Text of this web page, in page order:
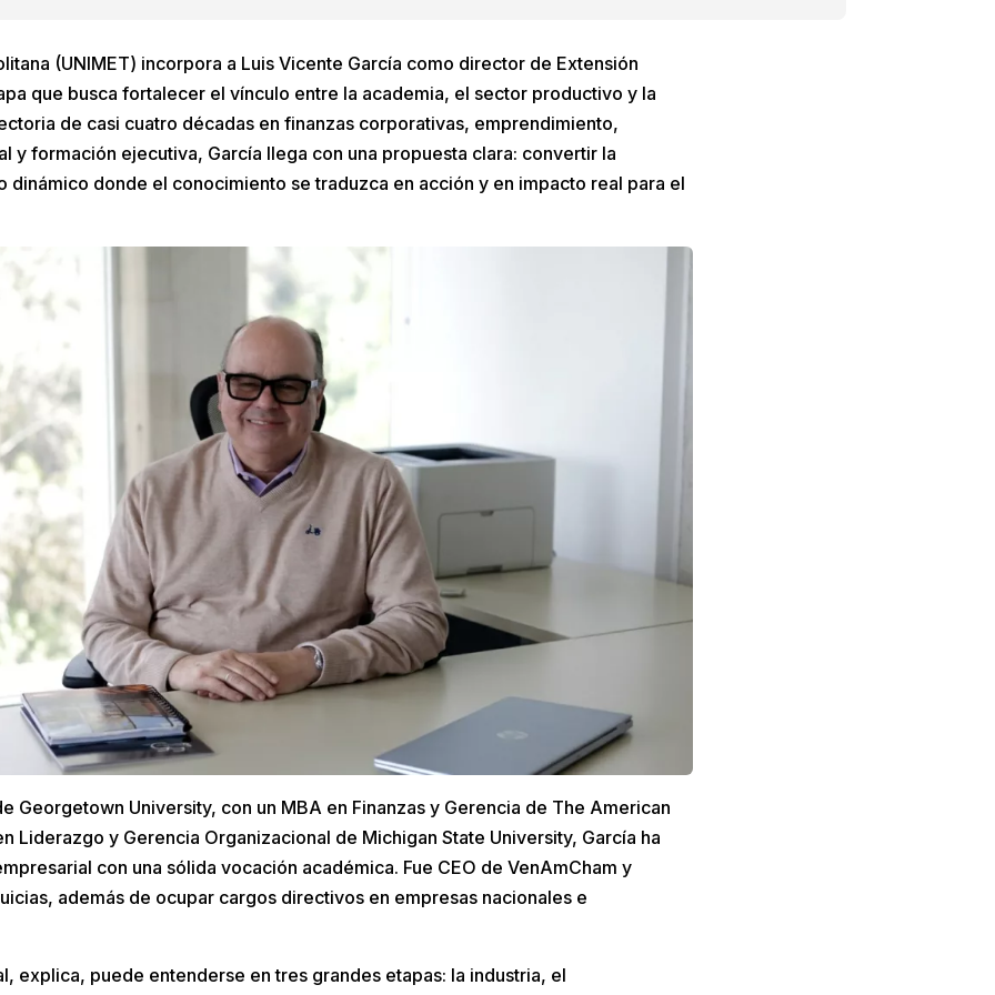
(UNIMET) incorpora a Luis Vicente García como director de Extensión
que busca fortalecer el vínculo entre la academia, el sector productivo y la
de casi cuatro décadas en finanzas corporativas, emprendimiento,
y formación ejecutiva, García llega con una propuesta clara: convertir la
dinámico donde el conocimiento se traduzca en acción y en impacto real para el
Georgetown University, con un MBA en Finanzas y Gerencia de The American
Liderazgo y Gerencia Organizacional de Michigan State University, García ha
con una sólida vocación académica. Fue CEO de VenAmCham y
además de ocupar cargos directivos en empresas nacionales e
explica, puede entenderse en tres grandes etapas: la industria, el